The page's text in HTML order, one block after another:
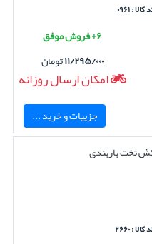
کالا : ۰۹۶۱
۶+ فروش موفق
۱۱/۲۹۵/۰۰۰تومان
امکان ارسال روزانه
جزییات و خرید ...
تخت باربندی
کالا : ۲۶۶۰